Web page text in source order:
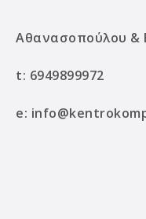
Αθανασοπούλου &
t: 6949899972
e: